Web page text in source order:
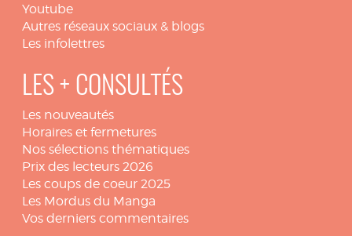
Youtube
Autres réseaux sociaux & blogs
Les infolettres
LES + CONSULTÉS
Les nouveautés
Horaires et fermetures
Nos sélections thématiques
Prix des lecteurs 2026
Les coups de coeur 2025
Les Mordus du Manga
Vos derniers commentaires